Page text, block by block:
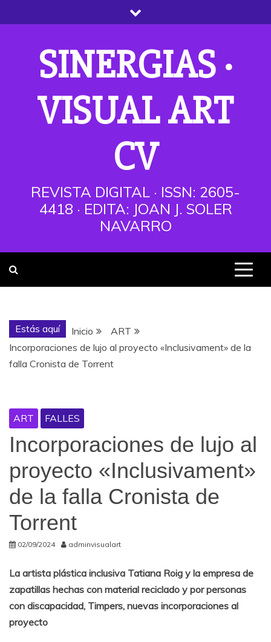
al
SINERGIAS ·
VISUAL ART
CV
REVISTA DIGITAL · ISSN: 2605-
4418 · EDITA: JOAN J. SOLER
NAVARRO
Estás aquí Inicio
ART
Incorporaciones de lujo al proyecto «Inclusivament» de la
falla Cronista de Torrent
ART FALLES
Incorporaciones de lujo al
proyecto «Inclusivament»
de la falla Cronista de
Torrent
02/09/2024 adminvisualart
La artista plástica inclusiva Tatiana Roig y la empresa de
zapatillas hechas con material reciclado y por personas
con discapacidad, Timpers, nuevas incorporaciones al
proyecto